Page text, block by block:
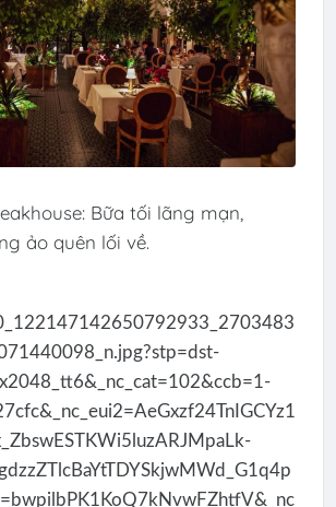
Bữa tối lãng mạn,
ảo quên lối về.